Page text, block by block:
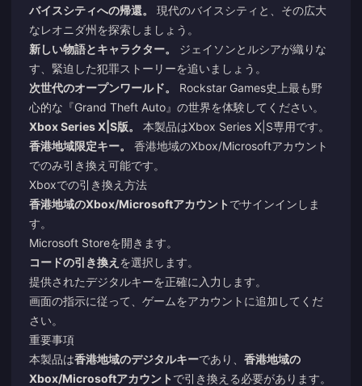
バイスシティへの帰還。
現代のバイスシティと、その広大
なレオニダ州を探索しましょう。
新しい物語とキャラクター。
ジェイソンとルシアが織りな
す、緊迫した犯罪ストーリーを追いましょう。
次世代のオープンワールド。
Rockstar Games史上最も野
心的な『Grand Theft Auto』の世界を体験してください。
Xbox Series X|S版。
本製品はXbox Series X|S専用です。
香港地域限定キー。
香港地域のXbox/Microsoftアカウント
でのみ引き換え可能です。
Xboxでの引き換え方法
香港地域のXbox/Microsoftアカウント でサインインしま
す。
Microsoft Storeを開きます。
コードの引き換え を選択します。
提供されたデジタルキーを正確に入力します。
画面の指示に従って、ゲームをアカウントに追加してくだ
さい。
重要事項
本製品は香港地域のデジタルキーであり、 香港地域の
Xbox/Microsoftアカウント で引き換える必要があります。